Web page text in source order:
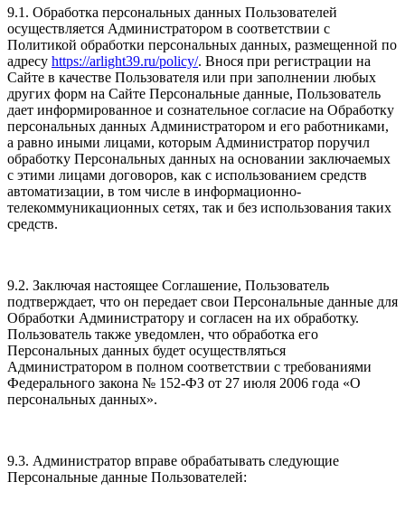
9.1. Обработка персональных данных Пользователей
осуществляется Администратором в соответствии с
Политикой обработки персональных данных, размещенной по
адресу https://arlight39.ru/policy/. Внося при регистрации на
Сайте в качестве Пользователя или при заполнении любых
других форм на Сайте Персональные данные, Пользователь
дает информированное и сознательное согласие на Обработку
персональных данных Администратором и его работниками,
а равно иными лицами, которым Администратор поручил
обработку Персональных данных на основании заключаемых
с этими лицами договоров, как с использованием средств
автоматизации, в том числе в информационно-
телекоммуникационных сетях, так и без использования таких
средств.
9.2. Заключая настоящее Соглашение, Пользователь
подтверждает, что он передает свои Персональные данные для
Обработки Администратору и согласен на их обработку.
Пользователь также уведомлен, что обработка его
Персональных данных будет осуществляться
Администратором в полном соответствии с требованиями
Федерального закона № 152-ФЗ от 27 июля 2006 года «О
персональных данных».
9.3. Администратор вправе обрабатывать следующие
Персональные данные Пользователей: